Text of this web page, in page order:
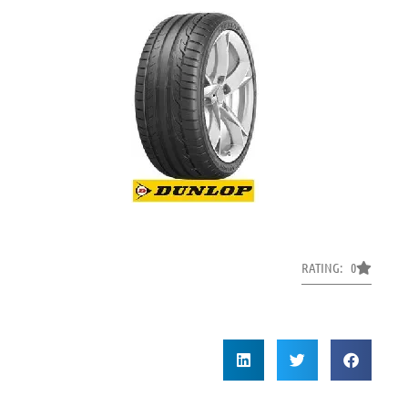
RATING: 0